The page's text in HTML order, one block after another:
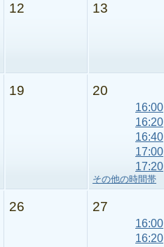
12 13
19 20
16:00
16:20
16:40
17:00
17:20
その他の時間帯
26 27
16:00
16:20